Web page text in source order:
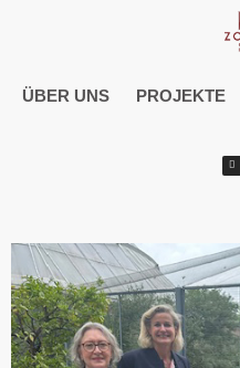
ÜBER UNS PROJEKTE